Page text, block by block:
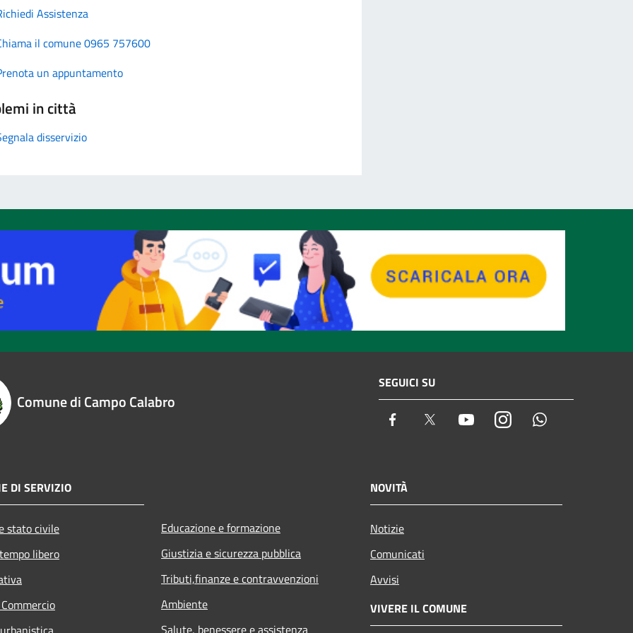
Assistenza
il comune 0965 757600
un appuntamento
in città
disservizio
Comune di Campo Calabro
SEGUICI SU
Facebook Twitter YoutubeInstagram
DI SERVIZIO
stato civile
libero
Educazione e formazione
Giustizia e sicurezza pubblica
Tributi,finanze e contravvenzioni
Ambiente
Salute, benessere e assistenza
NOVITÀ
Notizie
Comunicati
Avvisi
VIVERE IL COMUNE